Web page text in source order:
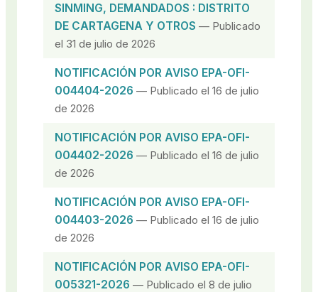
SINMING, DEMANDADOS : DISTRITO
DE CARTAGENA Y OTROS — Publicado
el 31 de julio de 2026
NOTIFICACIÓN POR AVISO EPA-OFI-
004404-2026 — Publicado el 16 de julio
de 2026
NOTIFICACIÓN POR AVISO EPA-OFI-
004402-2026 — Publicado el 16 de julio
de 2026
NOTIFICACIÓN POR AVISO EPA-OFI-
004403-2026 — Publicado el 16 de julio
de 2026
NOTIFICACIÓN POR AVISO EPA-OFI-
005321-2026 — Publicado el 8 de julio